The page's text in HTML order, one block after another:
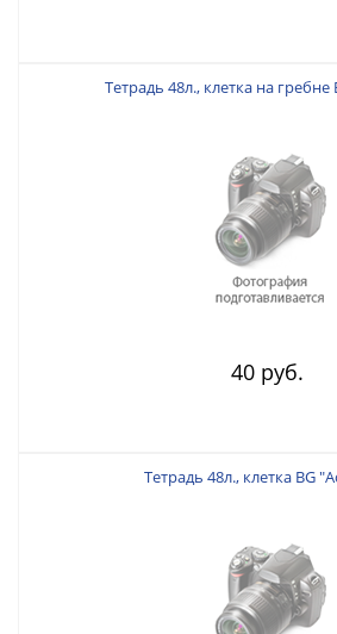
Тетрадь 48л., клетка на гребне
40 руб.
Тетрадь 48л., клетка BG